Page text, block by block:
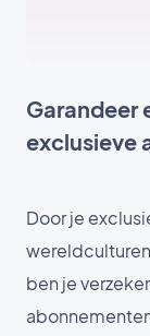
Garandeer
exclusieve
Door je
ben je